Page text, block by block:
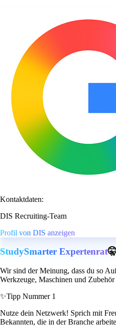
Kontaktdaten:
DIS Recruiting-Team
Profil von DIS anzeigen
StudySmarter Expertenrat
Wir sind der Meinung, dass du so
Werkzeuge, Maschinen und
✨Tipp Nummer 1
Nutze dein Netzwerk! Sprich mit
Bekannten, die in der Branche